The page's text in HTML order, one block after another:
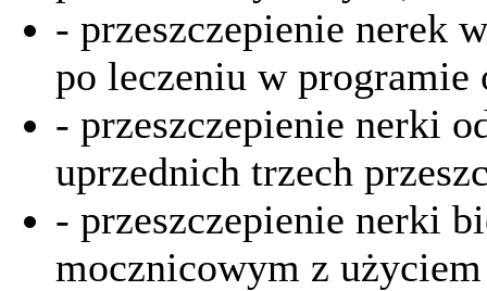
- przeszczepienie nerek
po leczeniu w programie
- przeszczepienie nerki
uprzednich trzech
- przeszczepienie nerki
mocznicowym z